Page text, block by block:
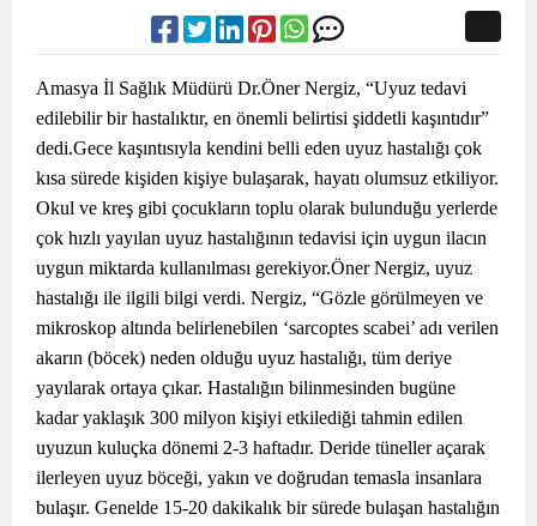
Amasya İl Sağlık Müdürü Dr.Öner Nergiz, “Uyuz tedavi
edilebilir bir hastalıktır, en önemli belirtisi şiddetli kaşıntıdır”
dedi.Gece kaşıntısıyla kendini belli eden uyuz hastalığı çok
kısa sürede kişiden kişiye bulaşarak, hayatı olumsuz etkiliyor.
Okul ve kreş gibi çocukların toplu olarak bulunduğu yerlerde
çok hızlı yayılan uyuz hastalığının tedavisi için uygun ilacın
uygun miktarda kullanılması gerekiyor.Öner Nergiz, uyuz
hastalığı ile ilgili bilgi verdi. Nergiz, “Gözle görülmeyen ve
mikroskop altında belirlenebilen ‘sarcoptes scabei’ adı verilen
akarın (böcek) neden olduğu uyuz hastalığı, tüm deriye
yayılarak ortaya çıkar. Hastalığın bilinmesinden bugüne
kadar yaklaşık 300 milyon kişiyi etkilediği tahmin edilen
uyuzun kuluçka dönemi 2-3 haftadır. Deride tüneller açarak
ilerleyen uyuz böceği, yakın ve doğrudan temasla insanlara
bulaşır. Genelde 15-20 dakikalık bir sürede bulaşan hastalığın